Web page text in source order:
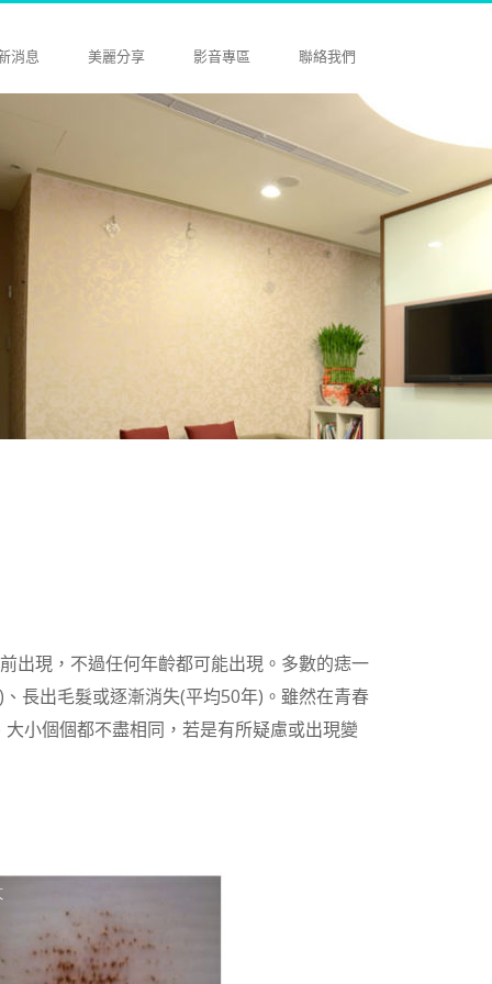
消息 美麗分享 影音專區 聯絡我們
出現，不過任何年齡都可能出現。多數的痣一
長出毛髮或逐漸消失(平均50年)。雖然在青春
小個個都不盡相同，若是有所疑慮或出現變